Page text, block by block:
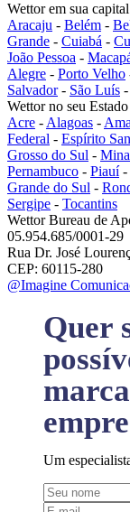
Wettor em sua capital
Aracaju - Belém -
Grande - Cuiabá -
João Pessoa -
Alegre - Porto Velho
Salvador- São Luís -
Wettor no seu Estado
Acre - Alagoas -
Federal - Espírito
Grosso do Sul -
Pernambuco - Piauí-
Grande do Sul -
Sergipe - Tocantins
Wettor Bureau de
05.954.685/0001-29
Rua Dr. José
CEP: 60115-280
@Imagine
Quer
Um